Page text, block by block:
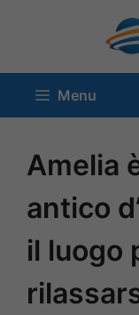
contenuto
Menu
Amelia
antico
il luogo